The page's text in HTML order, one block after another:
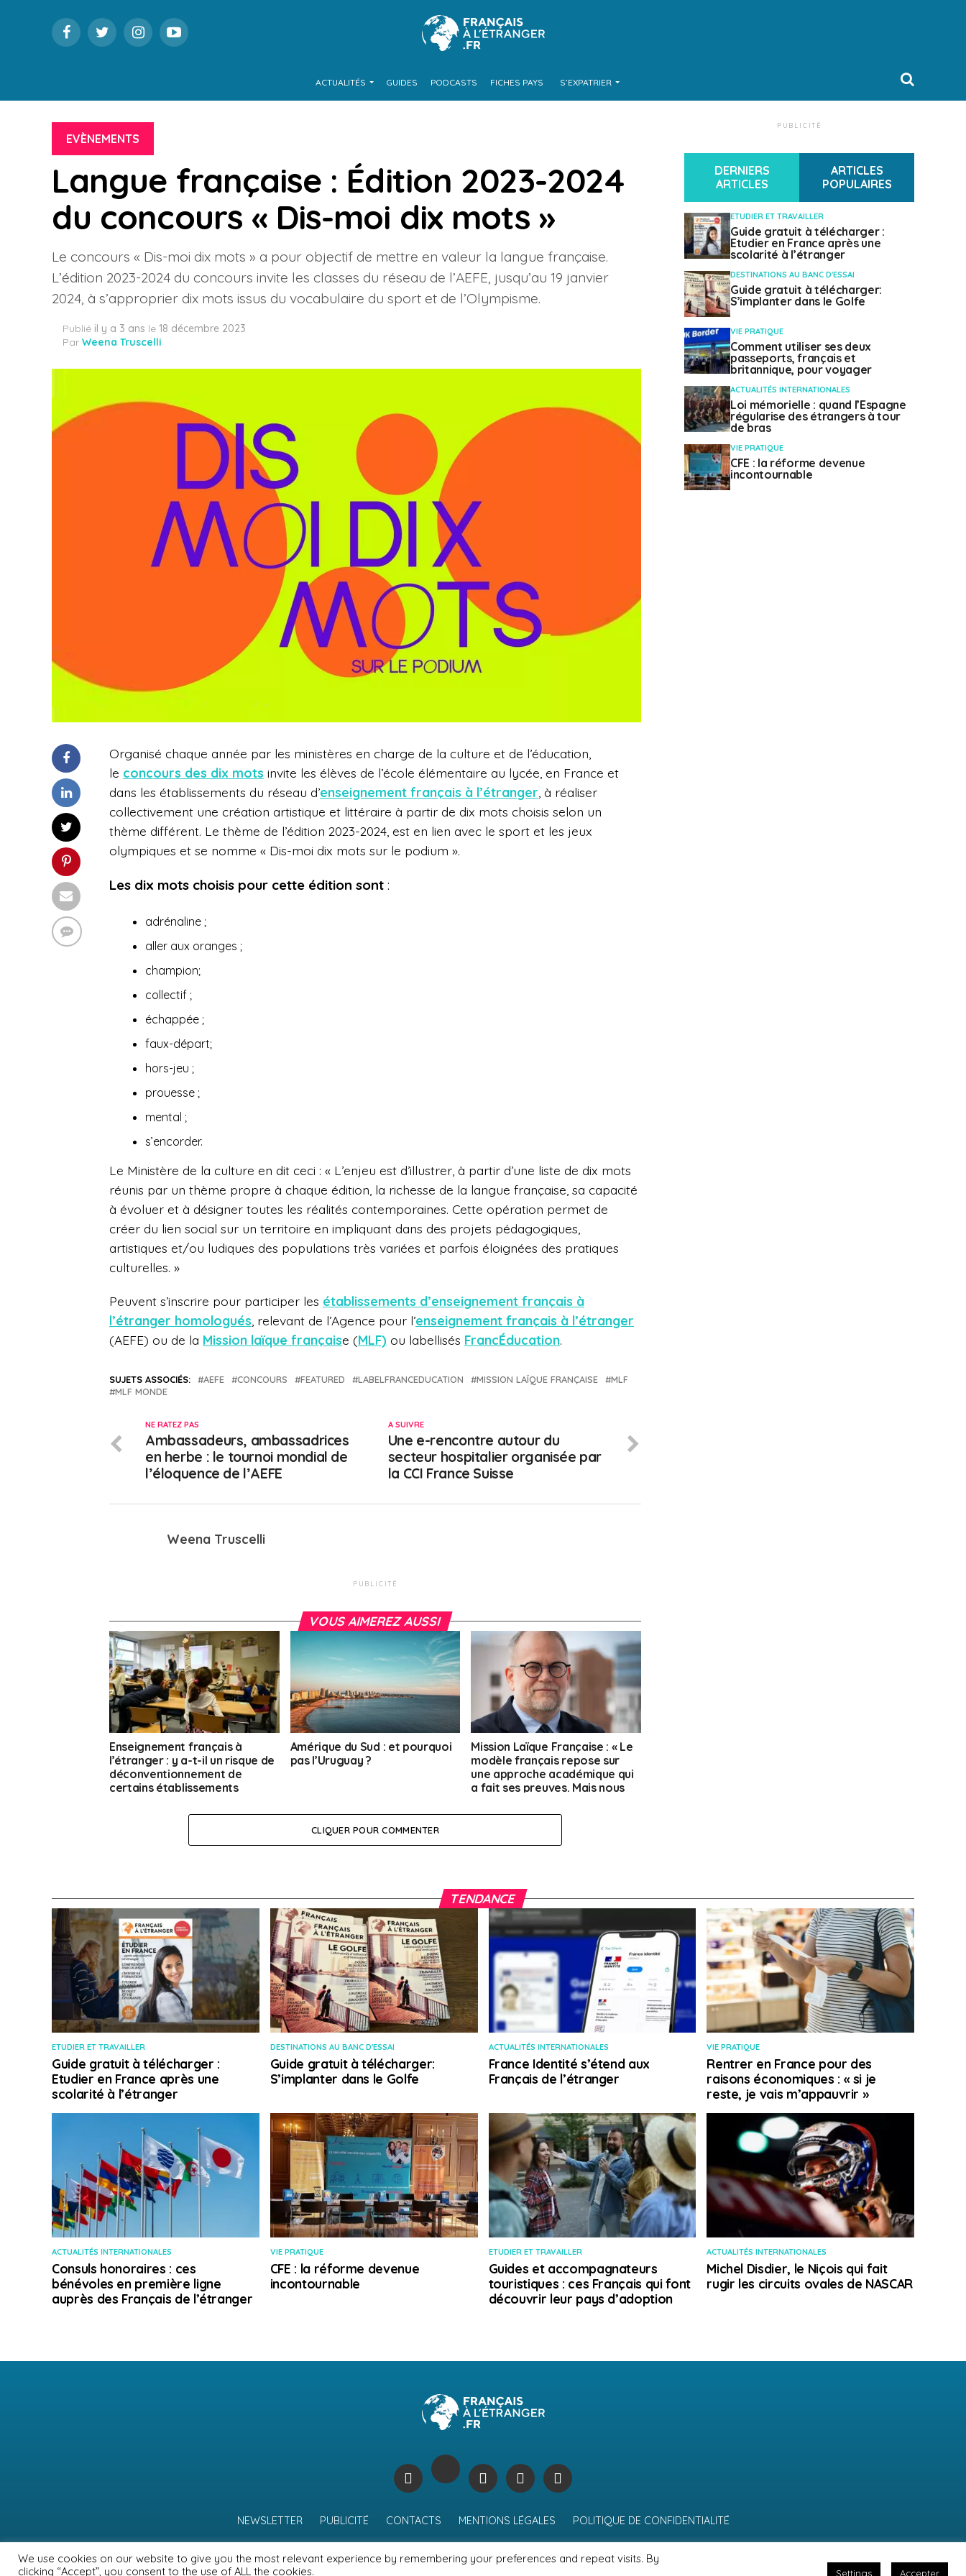
ACTUALITÉS GUIDES PODCASTS FICHES PAYS S’EXPATRIER
EVÈNEMENTS
Langue française : Édition 2023-2024
du concours « Dis-moi dix mots »
Le concours « Dis-moi dix mots » a pour objectif de mettre en valeur la langue française.
L’édition 2023-2024 du concours invite les classes du réseau de l’AEFE, jusqu’au 19 janvier
2024, à s’approprier dix mots issus du vocabulaire du sport et de l’Olympisme.
Publié il y a 3 ans le 18 décembre 2023
Par Weena Truscelli
Organisé chaque année par les ministères en charge de la culture et de l’éducation,
le concours des dix mots invite les élèves de l’école élémentaire au lycée, en France et
dans les établissements du réseau d’enseignement français à l’étranger , à réaliser
collectivement une création artistique et littéraire à partir de dix mots choisis selon un
thème différent. Le thème de l’édition 2023-2024, est en lien avec le sport et les jeux
olympiques et se nomme « Dis-moi dix mots sur le podium ».
Les dix mots choisis pour cette édition sont :
adrénaline ;
aller aux oranges ;
champion;
collectif ;
échappée ;
faux-départ;
hors-jeu ;
prouesse ;
mental ;
s’encorder.
Le Ministère de la culture en dit ceci : « L’enjeu est d’illustrer, à partir d’une liste de dix mots
réunis par un thème propre à chaque édition, la richesse de la langue française, sa capacité
à évoluer et à désigner toutes les réalités contemporaines. Cette opération permet de
créer du lien social sur un territoire en impliquant dans des projets pédagogiques,
artistiques et/ou ludiques des populations très variées et parfois éloignées des pratiques
culturelles. »
Peuvent s’inscrire pour participer les établissements d’enseignement français à
l’étranger homologués , relevant de l’Agence pour l’enseignement français à l’étranger
(AEFE) ou de la Mission laïque française (MLF) ou labellisés FrancÉducation.
SUJETS ASSOCIÉS: AEFE CONCOURS FEATURED LABELFRANCEDUCATION MISSION LAÏQUE FRANÇAISE
MLF
MLF MONDE
A SUIVRE
Une e-rencontre autour du
secteur hospitalier organisée par
la CCI France Suisse
NE RATEZ PAS
Ambassadeurs, ambassadrices
en herbe : le tournoi mondial de
l’éloquence de l’AEFE
Weena Truscelli
PUBLICITÉ
VOUS AIMEREZ AUSSI
Enseignement français à
l’étranger : y a-t-il un risque de
déconventionnement de
certains établissements
Amérique du Sud : et pourquoi
pas l’Uruguay ?
Mission Laïque Française : « Le
modèle français repose sur
une approche académique qui
a fait ses preuves. Mais nous
attentes qui évoluent »
CLIQUER POUR COMMENTER
PUBLICITÉ
DERNIERS
ARTICLES
ARTICLES
POPULAIRES
ETUDIER ET TRAVAILLER
Guide gratuit à télécharger :
Etudier en France après une
scolarité à l’étranger
DESTINATIONS AU BANC D'ESSAI
Guide gratuit à télécharger:
S’implanter dans le Golfe
VIE PRATIQUE
Comment utiliser ses deux
passeports, français et
britannique, pour voyager
ACTUALITÉS INTERNATIONALES
Loi mémorielle : quand l’Espagne
régularise des étrangers à tour
de bras
VIE PRATIQUE
CFE : la réforme devenue
incontournable
TENDANCE
ETUDIER ET TRAVAILLER
Guide gratuit à télécharger :
Etudier en France après une
scolarité à l’étranger
DESTINATIONS AU BANC D'ESSAI
Guide gratuit à télécharger:
S’implanter dans le Golfe
ACTUALITÉS INTERNATIONALES
France Identité s’étend aux
Français de l’étranger
VIE PRATIQUE
Rentrer en France pour des
raisons économiques : « si je
reste, je vais m’appauvrir »
ACTUALITÉS INTERNATIONALES
Consuls honoraires : ces
bénévoles en première ligne
auprès des Français de l’étranger
VIE PRATIQUE
CFE : la réforme devenue
incontournable
ETUDIER ET TRAVAILLER
Guides et accompagnateurs
touristiques : ces Français qui font
découvrir leur pays d’adoption
ACTUALITÉS INTERNATIONALES
Michel Disdier, le Niçois qui fait
rugir les circuits ovales de NASCAR
NEWSLETTER PUBLICITÉ CONTACTS MENTIONS LÉGALES POLITIQUE DE CONFIDENTIALITÉ
We use cookies on our website to give you the most relevant experience by remembering your preferences and repeat visits. By
clicking “Accept”, you consent to the use of ALL the cookies.
Settings Accepter